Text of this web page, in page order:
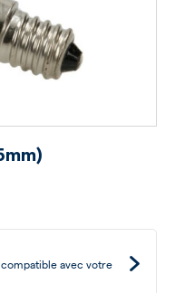
avec votre